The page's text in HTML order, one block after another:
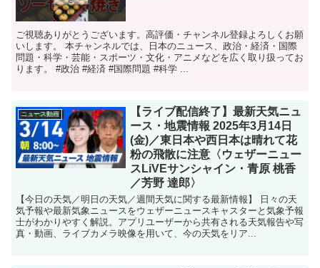
ご視聴ありがとうございます。高評価・チャンネル登録よろしくお願
いします。 本チャンネルでは、日本のニュース、政治・経済・国際
問題・科学・芸能・スポーツ・文化・アニメなどを広く取り扱ってお
ります。 #政治 #経済 #国際問題 #科学 ...
ニュース動画
【ライブ配信終了】最新天気ニュ
ース・地震情報 2025年3月14日
(金)／東日本や西日本は晴れて花
粉の飛散に注意〈ウェザーニュー
スLiVEサンシャイン・青原 桃香
／芳野 達郎〉
【今日の天気／明日の天気／週間天気に関する最新情報】 日々の天
気予報や最新気象ニュースをウェザーニュースキャスターと気象予報
士がわかりやすく解説。アプリユーザーから共有される天気報告や写
真・動画、ライブカメラ映像を用いて、今の天気をリア...